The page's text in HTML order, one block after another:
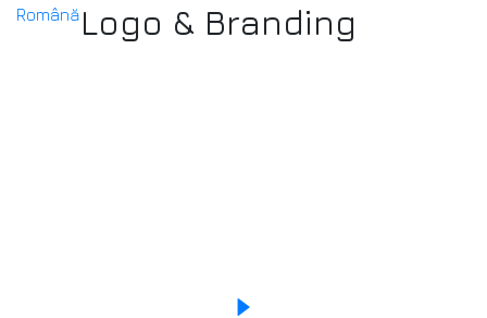
Română Logo & Branding